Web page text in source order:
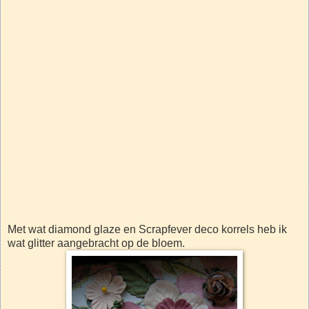
Met wat diamond glaze en Scrapfever deco korrels heb ik
wat glitter aangebracht op de bloem.